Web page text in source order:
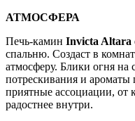
АТМОСФЕРА
Печь-камин Invicta Altara
спальню. Создаст в
атмосферу. Блики огня на
потрескивания и
приятные ассоциации, от
радостнее внутри.